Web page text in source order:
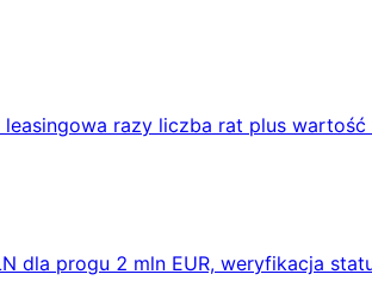
razy liczba rat plus
dla progu 2 mln EUR, weryfikacja